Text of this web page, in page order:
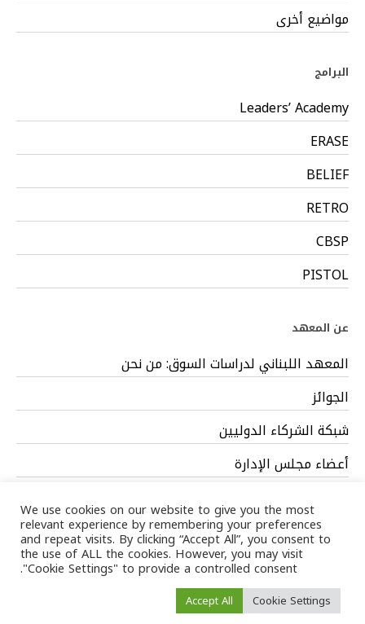
مواضيع أخرى
البرامج
Leaders’ Academy
ERASE
BELIEF
RETRO
CBSP
PISTOL
عن المعهد
المعهد اللبناني لدراسات السوق: من نحن
الجوائز
شبكة الشركاء الدوليين
أعضاء مجلس الإدارة
/ LIMS © 2024 All Rights Reserved /Terms
of service
We use cookies on our website to give you the most
relevant experience by remembering your preferences
and repeat visits. By clicking “Accept All”, you consent to
the use of ALL the cookies. However, you may visit
"Cookie Settings" to provide a controlled consent.
Cookie Settings
Accept All